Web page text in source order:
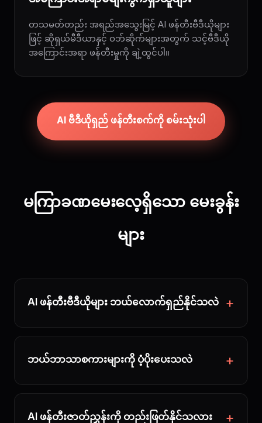
တသမတ်တည်း အရည်အသွေးမြင့် AI ဖန်တီးဗီဒီယိုများ
ဖြင့် ဆိုရှယ်မီဒီယာနှင့် ဝဘ်ဆိုက်များအတွက် သင့်ဗီဒီယို
အကြောင်းအရာ ဖန်တီးမှုကို ချဲ့ထွင်ပါ။
AI ဗီဒီယိုရှည် ဖန်တီးစက်ကို စမ်းသုံးပါ
မကြာခဏမေးလေ့ရှိသော မေးခွန်း
များ
AI ဖန်တီးဗီဒီယိုများ ဘယ်လောက်ရှည်နိုင်သလဲ
ဘယ်ဘာသာစကားများကို ပံ့ပိုးပေးသလဲ
AI ဖန်တီးဇာတ်ညွှန်းကို တည်းဖြတ်နိုင်သလား